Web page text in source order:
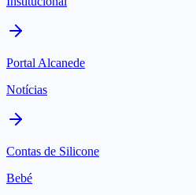
Portal Alcanede
Notícias
Contas de Silicone
Bebé